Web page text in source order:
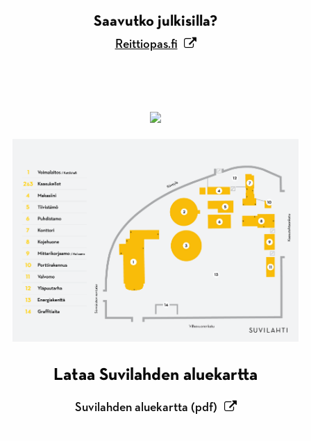
Saavutko julkisilla?
Reittiopas.fi
Lataa Suvilahden aluekartta
Suvilahden aluekartta (pdf)